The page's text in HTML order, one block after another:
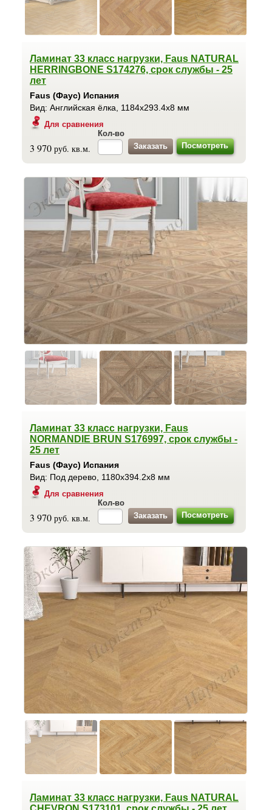
Ламинат 33 класс нагрузки, Faus NATURAL
HERRINGBONE S174276, срок службы - 25
лет
Faus (Фаус) Испания
Вид: Английская ёлка, 1184x293.4x8 мм
Для сравнения
3 970 руб. кв.м.
Кол-во
Посмотреть
Ламинат 33 класс нагрузки, Faus
NORMANDIE BRUN S176997, срок службы -
25 лет
Faus (Фаус) Испания
Вид: Под дерево, 1180x394.2x8 мм
Для сравнения
3 970 руб. кв.м.
Кол-во
Посмотреть
Ламинат 33 класс нагрузки, Faus NATURAL